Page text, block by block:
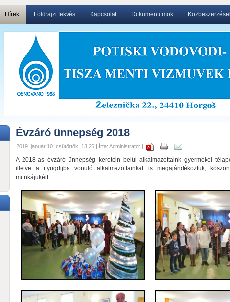
Hírek Földrajzi fekvés Kapcsolat Dokumentumok
Évzáró ünnepség 2018
2019. január 10. csütörtök, 13:26 | Írta: Administrator | | |
A 2018-as évzáró ünnepség keretein belül alkalmazottaink gyermekei
illetve a nyugdijba vonuló alkalmazottainkat is megajándékoztuk,
munkájukért.